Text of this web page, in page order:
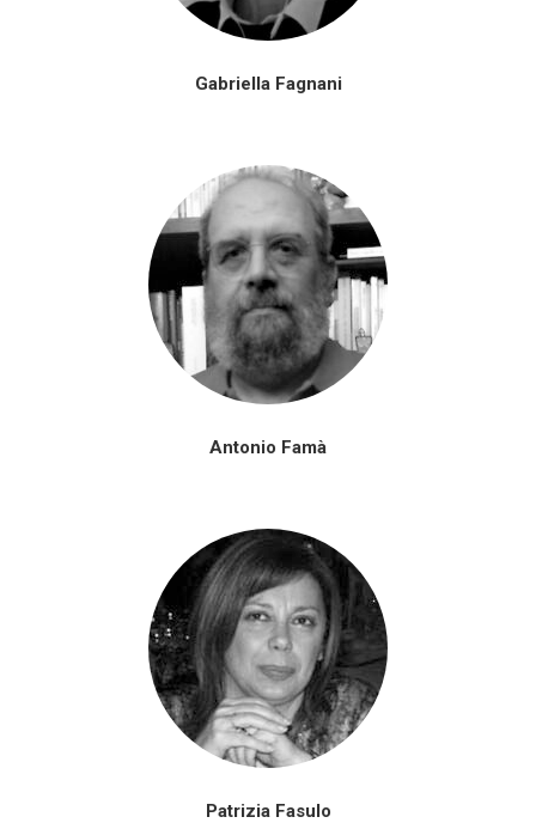
Gabriella Fagnani
Antonio Famà
Patrizia Fasulo